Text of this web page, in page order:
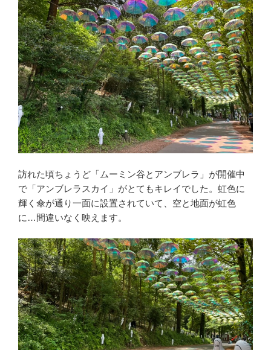
訪れた頃ちょうど「ムーミン谷とアンブレラ」が開催中
で「アンブレラスカイ」がとてもキレイでした。虹色に
輝く傘が通り一面に設置されていて、空と地面が虹色
に…間違いなく映えます。